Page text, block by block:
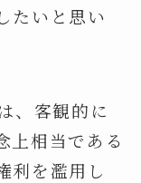
たいと思い
、客観的に
上相当である
利を濫用し